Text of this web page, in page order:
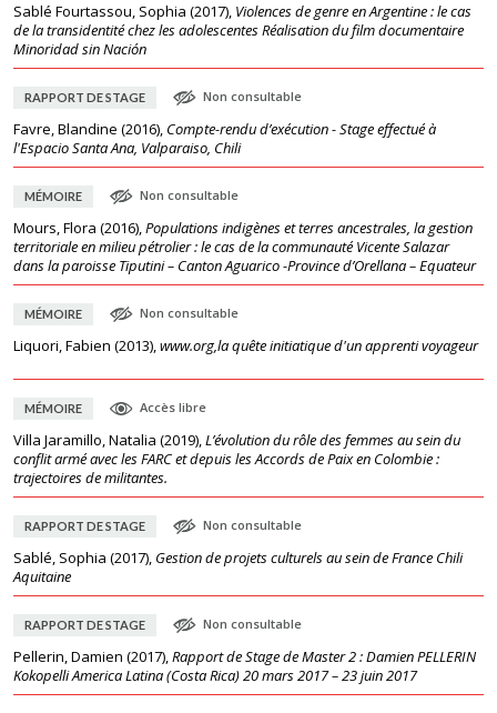
Sablé Fourtassou, Sophia (2017), Violences de genre en Argentine : le cas
de la transidentité chez les adolescentes Réalisation du film documentaire
Minoridad sin Nación
RAPPORT DE STAGE Non consultable
Favre, Blandine (2016), Compte-rendu d’exécution - Stage effectué à
l'Espacio Santa Ana, Valparaiso, Chili
MÉMOIRE Non consultable
Mours, Flora (2016),Populations indigènes et terres ancestrales, la gestion
territoriale en milieu pétrolier : le cas de la communauté Vicente Salazar
dans la paroisse Tiputini – Canton Aguarico -Province d’Orellana – Equateur
MÉMOIRE Non consultable
Liquori, Fabien (2013),www.org,la quête initiatique d'un apprenti voyageur
MÉMOIRE Accès libre
Villa Jaramillo, Natalia (2019),L’évolution du rôle des femmes au sein du
conflit armé avec les FARC et depuis les Accords de Paix en Colombie :
trajectoires de militantes.
RAPPORT DE STAGE Non consultable
Sablé, Sophia (2017), Gestion de projets culturels au sein de France Chili
Aquitaine
RAPPORT DE STAGE Non consultable
Pellerin, Damien (2017),Rapport de Stage de Master 2 : Damien PELLERIN
Kokopelli America Latina (Costa Rica) 20 mars 2017 – 23 juin 2017